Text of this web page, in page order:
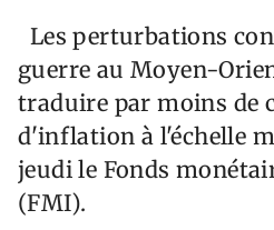
Les perturbations
guerre au Moyen-
traduire par moins de
d'inflation à l'échelle
jeudi le Fonds
(FMI).